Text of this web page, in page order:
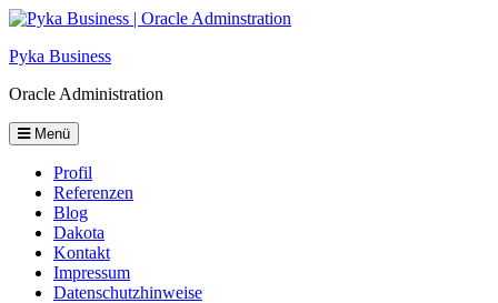
Skip
content
Pyka Business
Oracle Administration
Menü
Profil
Referenzen
Blog
Dakota
Kontakt
Impressum
Datenschutzhinweise